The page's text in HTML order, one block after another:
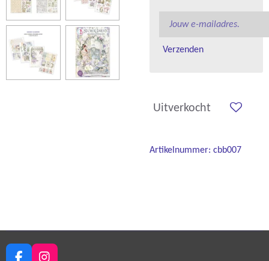
Verzenden
Uitverkocht
Artikelnummer: cbb007